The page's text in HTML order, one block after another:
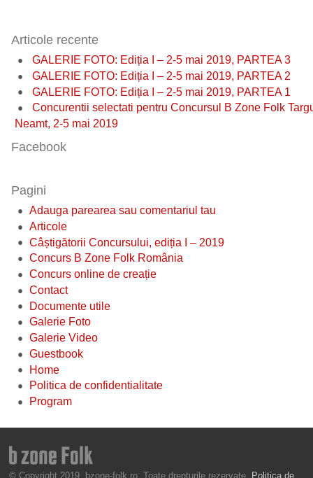
Articole recente
GALERIE FOTO: Ediția I – 2-5 mai 2019, PARTEA 3
GALERIE FOTO: Ediția I – 2-5 mai 2019, PARTEA 2
GALERIE FOTO: Ediția I – 2-5 mai 2019, PARTEA 1
Concurentii selectati pentru Concursul B Zone Folk
Neamt, 2-5 mai 2019
Facebook
Pagini
Adauga parearea sau comentariul tau
Articole
Câștigătorii Concursului, ediția I – 2019
Concurs B Zone Folk România
Concurs online de creație
Contact
Documente utile
Galerie Foto
Galerie Video
Guestbook
Home
Politica de confidentialitate
Program
© Copyright 2019, bzone-folk.ro. Toate drepturile rezervate. Politica de